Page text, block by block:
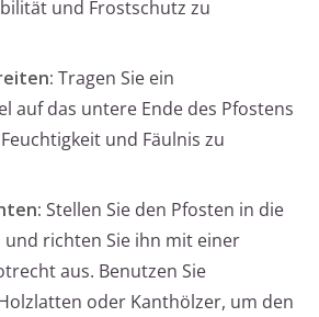
und Frostschutz zu
Tragen Sie ein
auf das untere Ende des Pfostens
und Fäulnis zu
Stellen Sie den Pfosten in die
und richten Sie ihn mit einer
aus. Benutzen Sie
oder Kanthölzer, um den